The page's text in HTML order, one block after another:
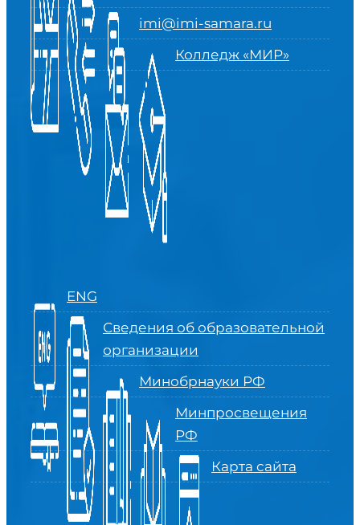
imi@imi-samara.ru
Колледж «МИР»
ENG
Сведения об образовательной
организации
Минобрнауки РФ
Минпросвещения
РФ
Карта сайта